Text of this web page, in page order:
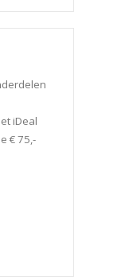
iDeal
€ 75,-